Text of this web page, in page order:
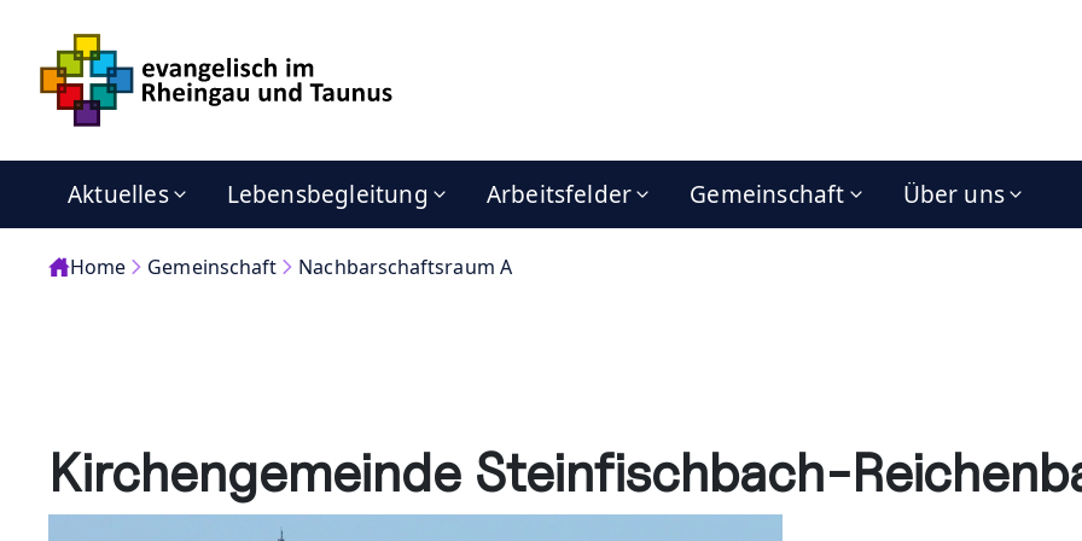
Aktuelles Lebensbegleitung Arbeitsfelder Gemeinschaft Über uns
Home Gemeinschaft Nachbarschaftsraum A
Kirchengemeinde Steinfischbach-